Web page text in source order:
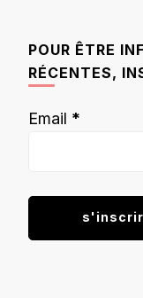
POUR ÊTRE
RÉCENTES,
Email *